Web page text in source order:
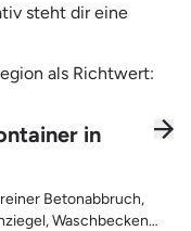
steht dir eine
als Richtwert:
in
Betonabbruch,
Waschbecken